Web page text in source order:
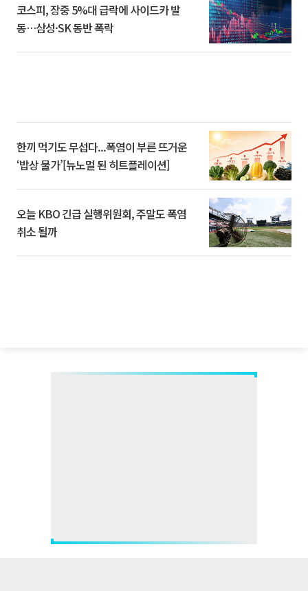
코스피, 장중 5%대 급락에 사이드카 발
동…삼성·SK 동반 폭락
한끼 먹기도 무섭다...폭염이 부른 뜨거운
‘밥상 물가’[뉴노멀 된 히트플레이션]
오늘 KBO 긴급 실행위원회, 주말도 폭염
취소 될까